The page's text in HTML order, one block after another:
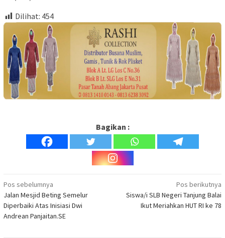
Dilihat: 454
Bagikan :
Navigasi
pos
Pos sebelumnya
Jalan Mesjid Beting Semelur
Diperbaiki Atas Inisiasi Dwi
Andrean Panjaitan.SE
Pos berikutnya
Siswa/i SLB Negeri Tanjung Balai
Ikut Meriahkan HUT RI ke 78